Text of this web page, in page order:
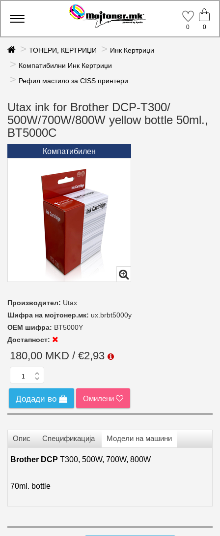
Toggle
0
0
ТОНЕРИ, КЕРТРИЏИ
Инк Кертриџи
Компатибилни Инк Кертриџи
Рефил мастило за CISS принтери
Utax ink for Brother DCP-T300/
500W/700W/800W yellow bottle 50ml.,
BT5000C
Компатибилен
Производител: Utax
Шифра на мојтонер.мк: ux.brbt5000y
ОЕМ шифра: BT5000Y
Достапност:
180,00 MKD / €2,93
Додади во Омилени
Опис Спецификација Модели на машини
Brother DCP T300, 500W, 700W, 800W
70ml. bottle